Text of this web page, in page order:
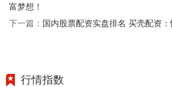
富梦想！
下一篇： 国内股票配资实盘排名 买壳配资：
行情指数